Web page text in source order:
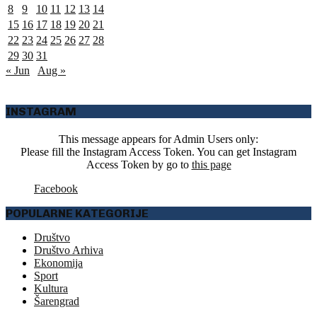
8 9 10 11 12 13 14
15 16 17 18 19 20 21
22 23 24 25 26 27 28
29 30 31
« Jun
Aug »
INSTAGRAM
This message appears for Admin Users only:
Please fill the Instagram Access Token. You can get Instagram
Access Token by go to this page
Facebook
POPULARNE KATEGORIJE
Društvo
Društvo Arhiva
Ekonomija
Sport
Kultura
Šarengrad